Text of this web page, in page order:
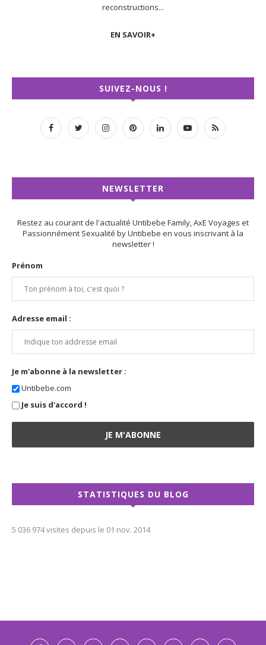
reconstructions...
EN SAVOIR+
SUIVEZ-NOUS !
NEWSLETTER
Restez au courant de l'actualité Untibebe Family, AxE Voyages et
Passionnément Sexualité by Untibebe en vous inscrivant à la
newsletter !
Prénom
Adresse email :
Je m'abonne à la newsletter :
Untibebe.com
Je suis d'accord !
STATISTIQUES DU BLOG
5 036 974 visites depuis le 01 nov. 2014